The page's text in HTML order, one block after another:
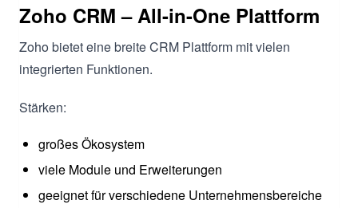
Zoho CRM – All-in-One Plattform
Zoho bietet eine breite CRM Plattform mit vielen
integrierten Funktionen.
Stärken:
großes Ökosystem
viele Module und Erweiterungen
geeignet für verschiedene Unternehmensbereiche